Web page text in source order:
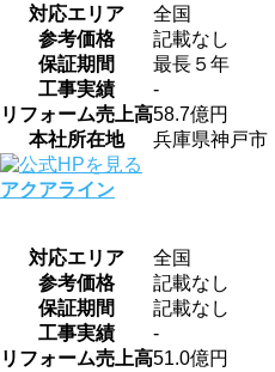
対応エリア
全国
参考価格
記載なし
保証期間
最長５年
工事実績
-
リフォーム売上高58.7億円
本社所在地
兵庫県神戸市
アクアライン
対応エリア
全国
参考価格
記載なし
保証期間
記載なし
工事実績
-
リフォーム売上高51.0億円